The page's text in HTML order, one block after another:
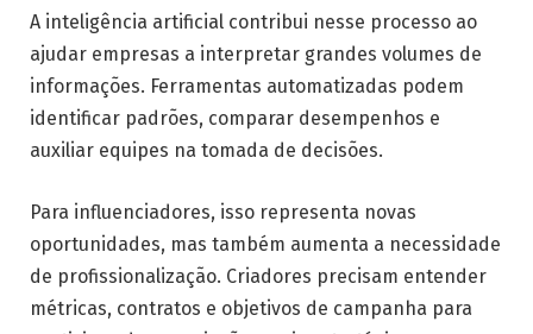
A inteligência artificial contribui nesse processo ao
ajudar empresas a interpretar grandes volumes de
informações. Ferramentas automatizadas podem
identificar padrões, comparar desempenhos e
auxiliar equipes na tomada de decisões.
Para influenciadores, isso representa novas
oportunidades, mas também aumenta a necessidade
de profissionalização. Criadores precisam entender
métricas, contratos e objetivos de campanha para